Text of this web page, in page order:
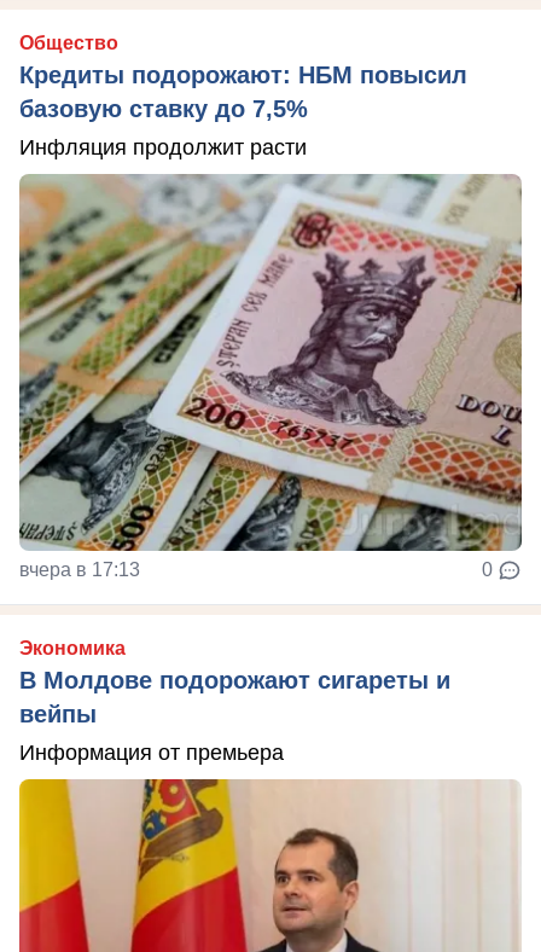
Общество
Кредиты подорожают: НБМ повысил
базовую ставку до 7,5%
Инфляция продолжит расти
вчера в 17:13 0
Экономика
В Молдове подорожают сигареты и
вейпы
Информация от премьера